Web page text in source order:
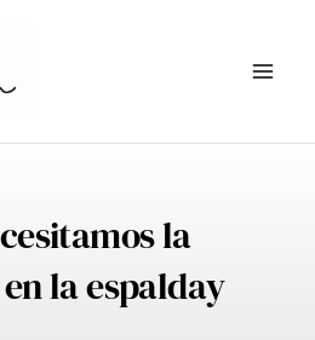
la
la espalday